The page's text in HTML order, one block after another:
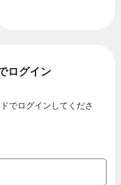
ログイン
でログインしてくださ